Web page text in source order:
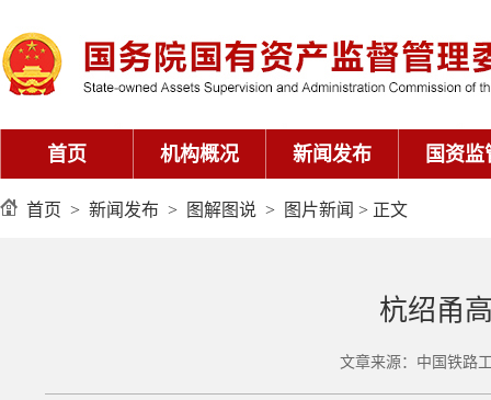
首页 机构概况 新闻发布 国资监
首页 > 新闻发布 > 图解图说 > 图片新闻 > 正文
杭绍甬
文章来源：中国铁